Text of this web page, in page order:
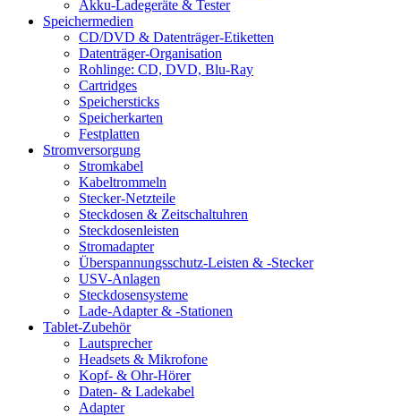
Akku-Ladegeräte & Tester
Speichermedien
CD/DVD & Datenträger-Etiketten
Datenträger-Organisation
Rohlinge: CD, DVD, Blu-Ray
Cartridges
Speichersticks
Speicherkarten
Festplatten
Stromversorgung
Stromkabel
Kabeltrommeln
Stecker-Netzteile
Steckdosen & Zeitschaltuhren
Steckdosenleisten
Stromadapter
Überspannungsschutz-Leisten & -Stecker
USV-Anlagen
Steckdosensysteme
Lade-Adapter & -Stationen
Tablet-Zubehör
Lautsprecher
Headsets & Mikrofone
Kopf- & Ohr-Hörer
Daten- & Ladekabel
Adapter